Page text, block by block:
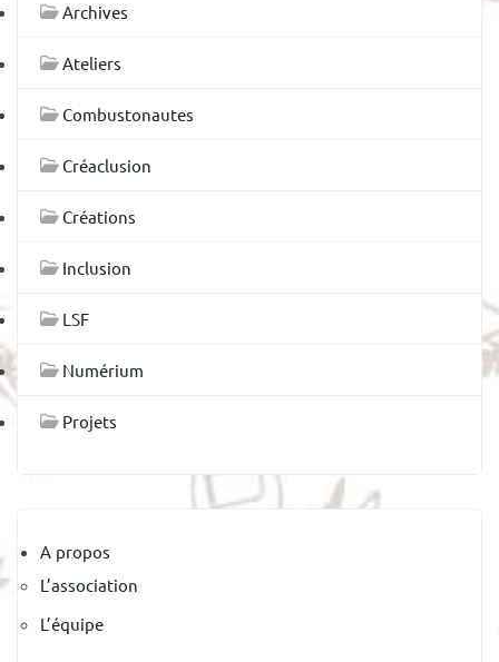
Archives
Ateliers
Combustonautes
Créaclusion
Créations
Inclusion
LSF
Numérium
Projets
A propos
L’association
L’équipe